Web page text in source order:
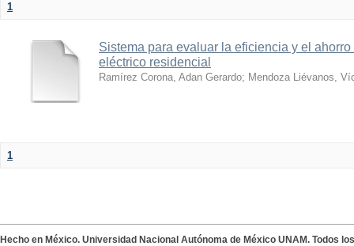
1
Sistema para evaluar la eficiencia y el
eléctrico residencial
Ramírez Corona, Adan Gerardo; Mendoza Liévanos,
1
Hecho en México. Universidad Nacional Autónoma de México UNAM. Todos